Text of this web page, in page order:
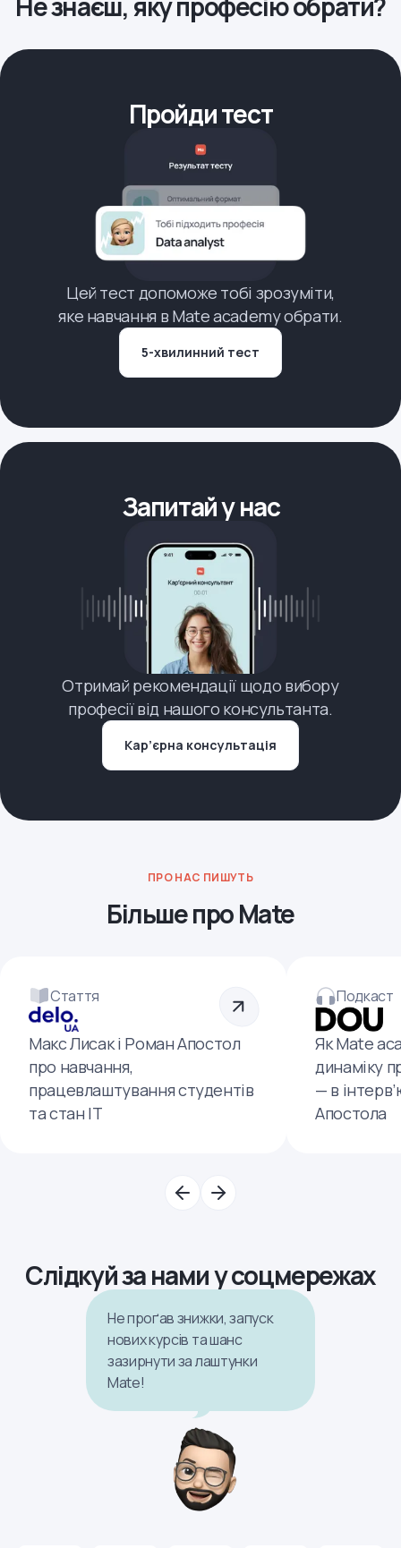
Пройди тест
Цей тест допоможе тобі зрозуміти,
яке навчання в Mate academy обрати.
5-хвилинний тест
Запитай у нас
Отримай рекомендації щодо вибору
професії від нашого консультанта.
Кар’єрна консультація
ПРО НАС ПИШУТЬ
Більше про Mate
Стаття
Макс Лисак і Роман Апостол
про навчання,
працевлаштування студентів
та стан ІТ
Подкаст
Як Mate
динаміку
— в
Апостола
Слідкуй за нами у соцмережах
Не проґав знижки, запуск
нових курсів та шанс
зазирнути за лаштунки
Mate!